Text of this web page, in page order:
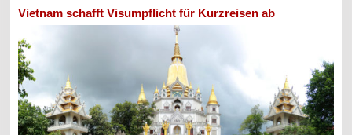
Vietnam schafft Visumpflicht für Kurzreisen ab